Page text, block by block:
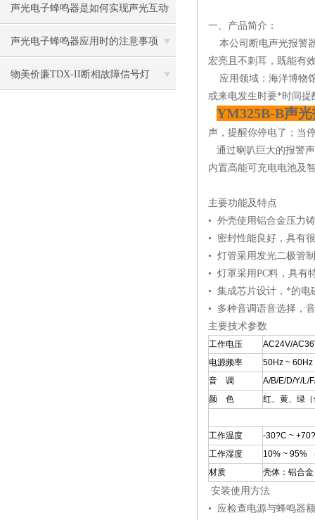
能手
声光电子蜂鸣器是如何实现声光互动
的
声光电子蜂鸣器应用时的注意事项
物美价廉TDX-II断相故障信号灯
一、产品简介：
本公司断电声光报警
宏亮且不刺耳，既能有
应用领域：海洋博物
或来电发生时要*时间提
YM325B-B声
声，提醒你停电了；当
通过喇叭巨大的报警
内置高能可充电电池及
主要功能及特点
• 外壳使用铝合金压力
• 密封性能良好，具有
• 灯管采用发光二极管
• 灯罩采用PC料，具有
• 集成芯片设计，*的电
• 多种音调语音选择，
主要技术参数
工作电压
AC24V/
电源频率
50Hz ~ 60Hz
音 调
A/B/E/D/Y/L/
颜 色
红、黄、绿
工作温度
-30?C ~
工作湿度
10% ~ 95%
材质
壳体：铝合
安装使用方法
• 应检查电源与蜂鸣器